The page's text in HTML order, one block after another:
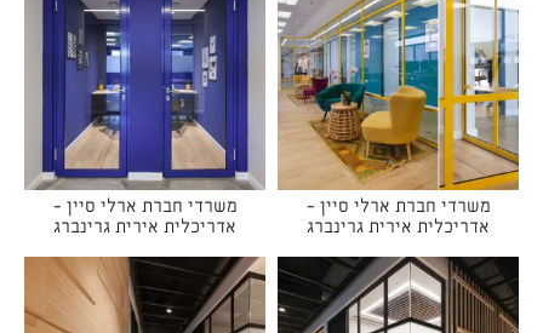
משרדי חברת ארלי סיין -
אדריכלית אירית גרינברג
משרדי חברת ארלי סיין -
אדריכלית אירית גרינברג